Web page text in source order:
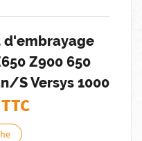
d'embrayage
Z900 650
S Versys 1000